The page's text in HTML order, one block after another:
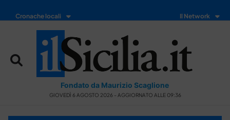
Cronache locali Il Network
Fondato da Maurizio Scaglione
GIOVEDÌ 6 AGOSTO 2026 - AGGIORNATO ALLE 09:36